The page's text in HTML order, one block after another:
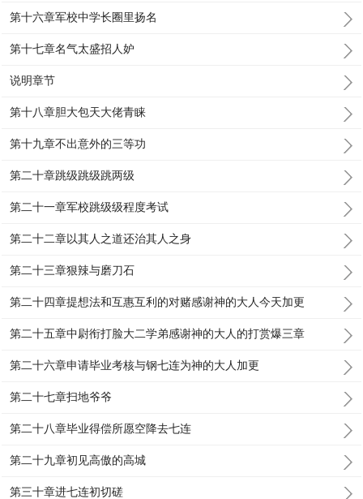
第十六章军校中学长圈里扬名
第十七章名气太盛招人妒
说明章节
第十八章胆大包天大佬青睐
第十九章不出意外的三等功
第二十章跳级跳级跳两级
第二十一章军校跳级级程度考试
第二十二章以其人之道还治其人之身
第二十三章狠辣与磨刀石
第二十四章提想法和互惠互利的对赌感谢神的大人今天加更
第二十五章中尉衔打脸大二学弟感谢神的大人的打赏爆三章
第二十六章申请毕业考核与钢七连为神的大人加更
第二十七章扫地爷爷
第二十八章毕业得偿所愿空降去七连
第二十九章初见高傲的高城
第三十章进七连初切磋